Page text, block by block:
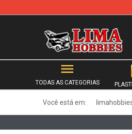
b
TODAS AS CATEGORIAS
Você está em: